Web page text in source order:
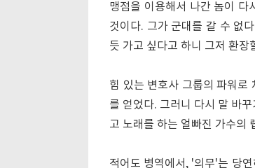
맹점을 이용해서 나간 놈이 다
것이다. 그가 군대를 갈 수 없
듯 가고 싶다고 하니 그저 환장
힘 있는 변호사 그룹의 파워로
를 얻었다. 그러니 다시 말 바
고 노래를 하는 얼빠진 가수의
적어도 병역에서, '의무'는 당